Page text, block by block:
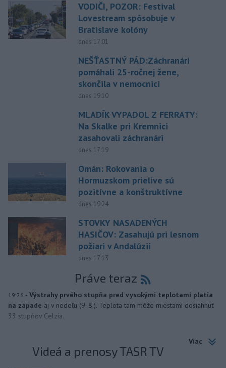
VODIČI, POZOR: Festival
Lovestream spôsobuje v
Bratislave kolóny
dnes 17:01
NEŠŤASTNÝ PÁD:Záchranári
pomáhali 25-ročnej žene,
skončila v nemocnici
dnes 19:10
MLADÍK VYPADOL Z FERRATY:
Na Skalke pri Kremnici
zasahovali záchranári
dnes 17:19
Omán: Rokovania o
Hormuzskom prielive sú
pozitívne a konštruktívne
dnes 19:24
STOVKY NASADENÝCH
HASIČOV: Zasahujú pri lesnom
požiari v Andalúzii
dnes 17:13
Práve teraz
19:26 - Výstrahy prvého stupňa pred vysokými teplotami platia
na západe aj v nedeľu (9. 8.). Teplota tam môže miestami dosiahnuť
33 stupňov Celzia.
Viac
Videá a prenosy TASR TV